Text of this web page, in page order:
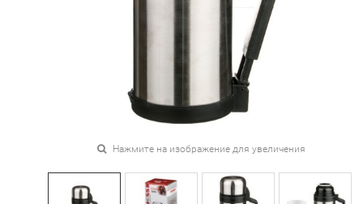
Нажмите на изображение для увеличения